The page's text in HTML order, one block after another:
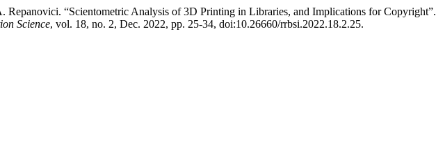
Repanovici. “Scientometric Analysis of 3D Printing in Libraries, and Implications for Copyright”.
Science, vol. 18, no. 2, Dec. 2022, pp. 25-34, doi:10.26660/rrbsi.2022.18.2.25.